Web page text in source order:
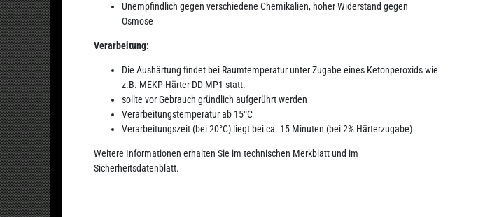
Unempfindlich gegen verschiedene Chemikalien, hoher Widerstand gegen
Osmose
Verarbeitung:
Die Aushärtung findet bei Raumtemperatur unter Zugabe eines Ketonperoxids wie
z.B. MEKP-Härter DD-MP1 statt.
sollte vor Gebrauch gründlich aufgerührt werden
Verarbeitungstemperatur ab 15°C
Verarbeitungszeit (bei 20°C) liegt bei ca. 15 Minuten (bei 2% Härterzugabe)
Weitere Informationen erhalten Sie im technischen Merkblatt und im
Sicherheitsdatenblatt.